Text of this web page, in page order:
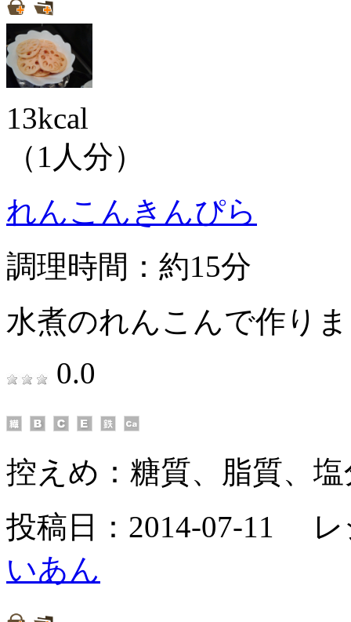
13kcal
（1人分）
れんこんきんぴら
調理時間：約15分
水煮のれんこんで作り
0.0
控えめ： 糖質、脂質、
投稿日：2014-07-11
いあん